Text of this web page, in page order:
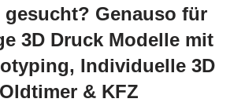
gesucht? Genauso für
3D Druck Modelle mit
Individuelle 3D
& KFZ